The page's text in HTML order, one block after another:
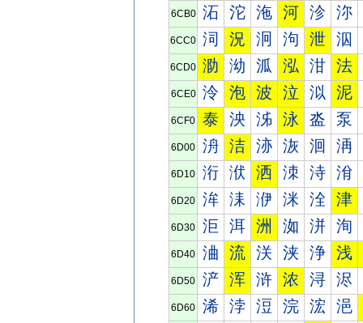
6CB0 沰 沱 沲 河 沴 沵
6CC0 泀 況 泂 泃 泄 泅
6CD0 泐 泑 泒 泓 泔 法
6CE0 泠 泡 波 泣 泤 泥
6CF0 泰 泱 泲 泳 泴 泵
6D00 洀 洁 洂 洃 洄 洅
6D10 洐 洑 洒 洓 洔 洕
6D20 洠 洡 洢 洣 洤 津
6D30 洰 洱 洲 洳 洴 洵
6D40 浀 流 浂 浃 浄 浅
6D50 浐 浑 浒 浓 浔 浕
6D60 浠 浡 浢 浣 浤 浥